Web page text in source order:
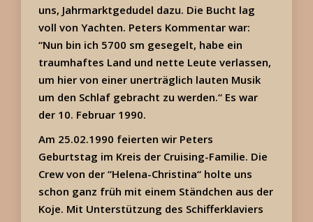
uns, Jahrmarktgedudel dazu. Die Bucht lag
voll von Yachten. Peters Kommentar war:
“Nun bin ich 5700 sm gesegelt, habe ein
traumhaftes Land und nette Leute verlassen,
um hier von einer unerträglich lauten Musik
um den Schlaf gebracht zu werden.“ Es war
der 10. Februar 1990.
Am 25.02.1990 feierten wir Peters
Geburtstag im Kreis der Cruising-Familie. Die
Crew von der “Helena-Christina“ holte uns
schon ganz früh mit einem Ständchen aus der
Koje. Mit Unterstützung des Schifferklaviers